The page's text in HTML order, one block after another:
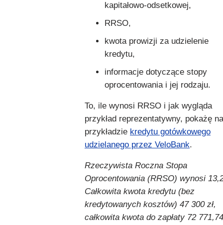
kapitałowo-odsetkowej,
RRSO,
kwota prowizji za udzielenie
kredytu,
informacje dotyczące stopy
oprocentowania i jej rodzaju.
To, ile wynosi RRSO i jak wygląda
przykład reprezentatywny, pokażę na
przykładzie kredytu gotówkowego
udzielanego przez VeloBank.
Rzeczywista Roczna Stopa
Oprocentowania (RRSO) wynosi
Całkowita kwota kredytu (bez
kredytowanych kosztów) 47 300 zł,
całkowita kwota do zapłaty 72